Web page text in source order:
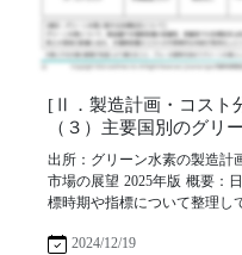
[Ⅱ．製造計画・コスト
（３）主要国別のグリ
出所：グリーン水素の製造計
市場の展望 2025年版 概要：
標時期や指標について整理し
2024/12/19